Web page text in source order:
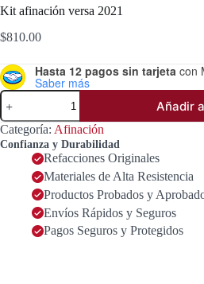
Kit afinación versa 2021
$810.00
Hasta 12 pagos sin tarjeta con
Saber más
Kit
afinación
versa
2021
cantidad
Añadir
Categoría: Afinación
Confianza y Durabilidad
Refacciones Originales
Materiales de Alta Resistencia
Productos Probados y
Envíos Rápidos y Seguros
Pagos Seguros y Protegidos